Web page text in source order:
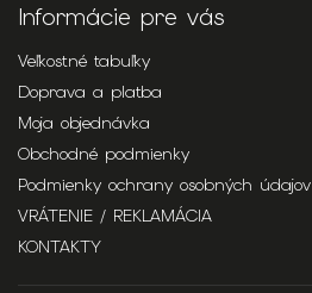
Informácie pre vás
Veľkostné tabuľky
Doprava a platba
Moja objednávka
Obchodné podmienky
Podmienky ochrany osobných údajov
VRÁTENIE / REKLAMÁCIA
KONTAKTY